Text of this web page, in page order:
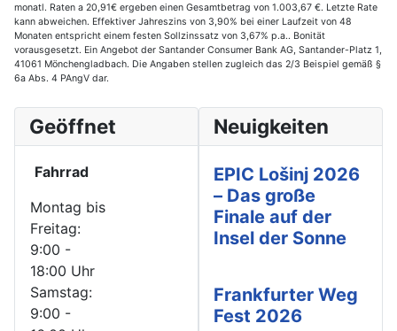
monatl. Raten a 20,91€ ergeben einen Gesamtbetrag von 1.003,67 €. Letzte Rate
kann abweichen. Effektiver Jahreszins von 3,90% bei einer Laufzeit von 48
Monaten entspricht einem festen Sollzinssatz von 3,67% p.a.. Bonität
vorausgesetzt. Ein Angebot der Santander Consumer Bank AG, Santander-Platz 1,
41061 Mönchengladbach. Die Angaben stellen zugleich das 2/3 Beispiel gemäß §
6a Abs. 4 PAngV dar.
Geöffnet
Fahrrad
Montag bis
Freitag:
9:00 -
18:00 Uhr
Samstag:
9:00 -
Neuigkeiten
EPIC Lošinj 2026
– Das große
Finale auf der
Insel der Sonne
Frankfurter Weg
Fest 2026